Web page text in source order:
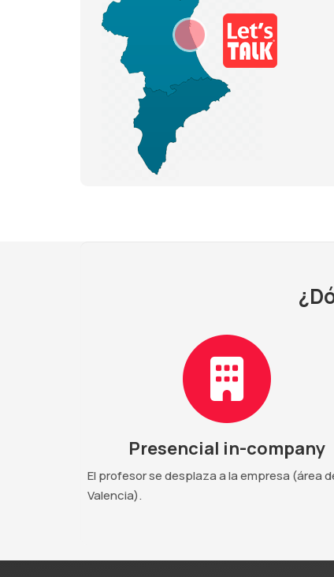
Presencial in-company
El profesor se desplaza a la empresa (área
Valencia).